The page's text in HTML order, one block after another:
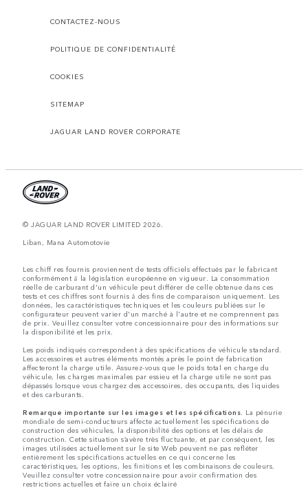
CONTACTEZ-NOUS
POLITIQUE DE CONFIDENTIALITÉ
COOKIES
SITEMAP
JAGUAR LAND ROVER CORPORATE
© JAGUAR LAND ROVER LIMITED 2026.
Liban, Mana Automotovie
Les chiff res fournis proviennent de tests officiels effectués par le fabricant
conformément å la législation européenne en vigueur. La consommation
réelle de carburant d'un véhicule peut différer de celle obtenue dans ces
tests et ces chiffres sont fournis å des fins de comparaison uniquement. Les
données, les caractéristiques techniques et les couleurs publiées sur le
configurateur peuvent varier d'un marché à l'autre et ne comprennent pas
de prix. Veuillez consulter votre concessionnaire pour des informations sur
la disponibilité et les prix.
Les poids indiqués correspondent à des spécifications de véhicule standard.
Les accessoires et autres éléments montés après le point de fabrication
affecteront la charge utile. Assurez-vous que le poids total en charge du
véhicule, les charges maximales par essieu et la charge utile ne sont pas
dépassés lorsque vous chargez des accessoires, des occupants, des liquides
et des carburants.
Remarque importante sur les images et les spécifications. La pénurie
mondiale de semi-conducteurs affecte actuellement les spécifications de
construction des véhicules, la disponibilité des options et les délais de
construction. Cette situation s’avère très fluctuante, et par conséquent, les
images utilisées actuellement sur le site Web peuvent ne pas refléter
entièrement les spécifications actuelles en ce qui concerne les
caractéristiques, les options, les finitions et les combinaisons de couleurs.
Veuillez consulter votre concessionnaire pour avoir confirmation des
restrictions actuelles et faire un choix éclairé